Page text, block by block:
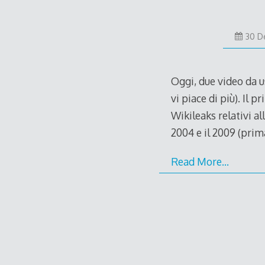
30
Oggi, due video da
vi piace di più). Il
Wikileaks relativi
2004 e il 2009
Read More…